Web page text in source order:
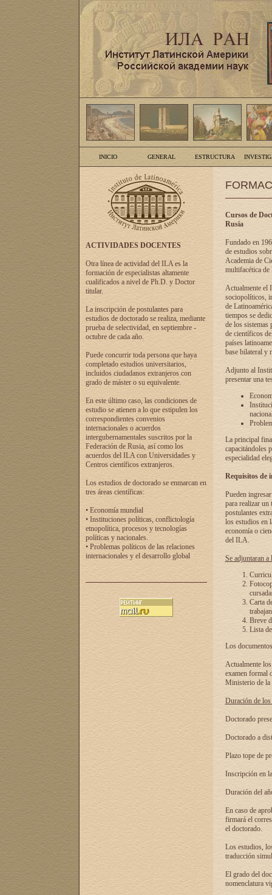
INICIO GENERAL ESTRUCTURA
ACTIVIDADES DOCENTES
Otra línea de actividad del ILA es la
formación de especialistas altamente
cualificados a nivel de Ph.D. y Doctor
titular.
La inscripción de postulantes para
estudios de doctorado se realiza, mediante
prueba de selectividad, en septiembre -
octubre de cada año.
Puede concurrir toda persona que haya
completado estudios universitarios,
incluidos ciudadanos extranjeros con
grado de máster o su equivalente.
En este último caso, las condiciones de
estudio se atienen a lo que estipulen los
correspondientes convenios
internacionales o acuerdos
intergubernamentales suscritos por la
Federación de Rusia, así como los
acuerdos del ILA con Universidades y
Centros científicos extranjeros.
Los estudios de doctorado se enmarcan en
tres áreas científicas:
• Economía mundial
• Instituciones políticas, conflictología
etnopolítica, procesos y tecnologías
políticas y nacionales.
• Problemas políticos de las relaciones
internacionales y el desarrollo global
Cursos de
Rusia
Fundado en
de estudios
Academia de
multifacética de
Actualmente el
sociopolíticos,
de
tiempos se
de los sistemas
de científicos
países
base bilateral y
Adjunto al
presentar una
La principal
capacitándoles
especialidad
Requisitos de
Pueden
para realizar un
postulantes
los estudios en
economía o
del ILA.
Se adjuntaran a
Carta
Breve
Lista
Los
Actualmente
examen formal
Ministerio de la
Duración de
Doctorado
Doctorado a
Plazo tope de
Inscripción en
Duración del
En caso de
firmará el
el doctorado.
Los estudios,
traducción
El grado del
nomenclatura